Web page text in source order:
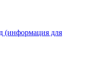
(информация для